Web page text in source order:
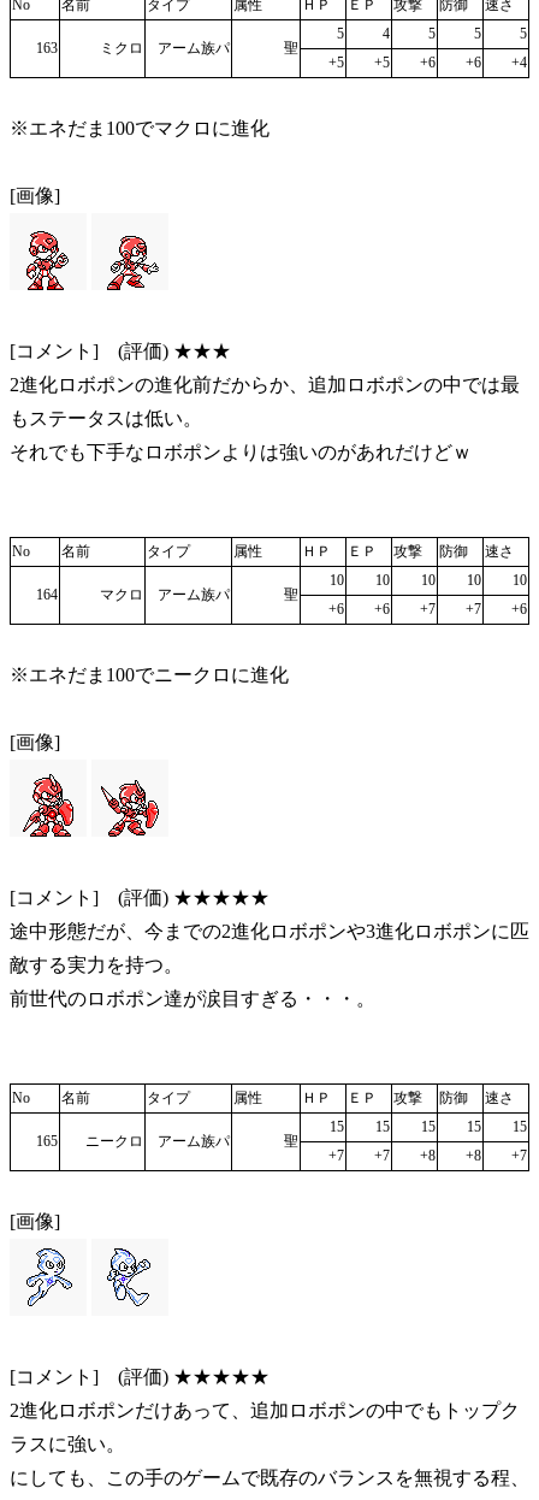
No 名前 タイプ 属性 ＨＰ ＥＰ 攻撃 防御 速さ
163 ミクロ アーム族パ 聖
5 4 5 5
5
+5
+5 +6 +6 +4
※エネだま100でマクロに進化
[画像]
[コメント] (評価) ★★★
2進化ロボポンの進化前だからか、追加ロボポンの中では最
もステータスは低い。
それでも下手なロボポンよりは強いのがあれだけどｗ
No 名前 タイプ 属性 ＨＰ ＥＰ 攻撃 防御 速さ
164 マクロ アーム族パ 聖
10 10 10 10
10
+6
+6 +7 +7 +6
※エネだま100でニークロに進化
[画像]
[コメント] (評価) ★★★★★
途中形態だが、今までの2進化ロボポンや3進化ロボポンに匹
敵する実力を持つ。
前世代のロボポン達が涙目すぎる・・・。
No 名前 タイプ 属性 ＨＰ ＥＰ 攻撃 防御 速さ
165 ニークロ アーム族パ 聖
15 15 15 15
15
+7
+7 +8 +8 +7
[画像]
[コメント] (評価) ★★★★★
2進化ロボポンだけあって、追加ロボポンの中でもトップク
ラスに強い。
にしても、この手のゲームで既存のバランスを無視する程、